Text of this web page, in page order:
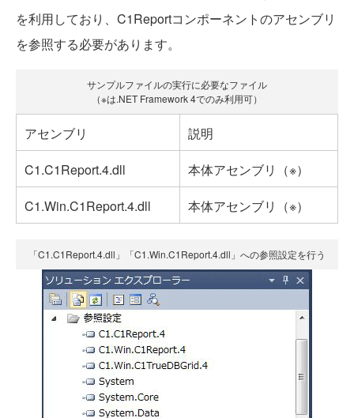
を利用しており、C1Reportコンポーネントのアセンブリ
を参照する必要があります。
サンプルファイルの実行に必要なファイル
（※は.NET Framework 4でのみ利用可）
アセンブリ
説明
C1.C1Report.4.dll
本体アセンブリ（※）
C1.Win.C1Report.4.dll
本体アセンブリ（※）
「C1.C1Report.4.dll」「C1.Win.C1Report.4.dll」への参照設定を行う